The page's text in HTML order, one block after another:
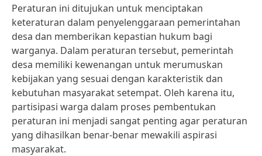
Peraturan ini ditujukan untuk menciptakan
keteraturan dalam penyelenggaraan pemerintahan
desa dan memberikan kepastian hukum bagi
warganya. Dalam peraturan tersebut, pemerintah
desa memiliki kewenangan untuk merumuskan
kebijakan yang sesuai dengan karakteristik dan
kebutuhan masyarakat setempat. Oleh karena itu,
partisipasi warga dalam proses pembentukan
peraturan ini menjadi sangat penting agar peraturan
yang dihasilkan benar-benar mewakili aspirasi
masyarakat.